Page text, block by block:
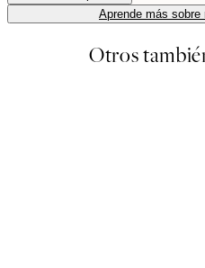
Aprende más sobre
Otros